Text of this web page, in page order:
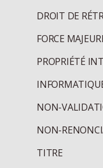
DROIT DE
FORCE
PROPRIÉTÉ
NON-
NON-
TITRE